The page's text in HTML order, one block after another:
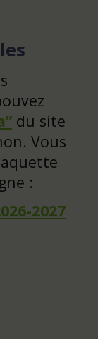
du site
Vous
:
2027